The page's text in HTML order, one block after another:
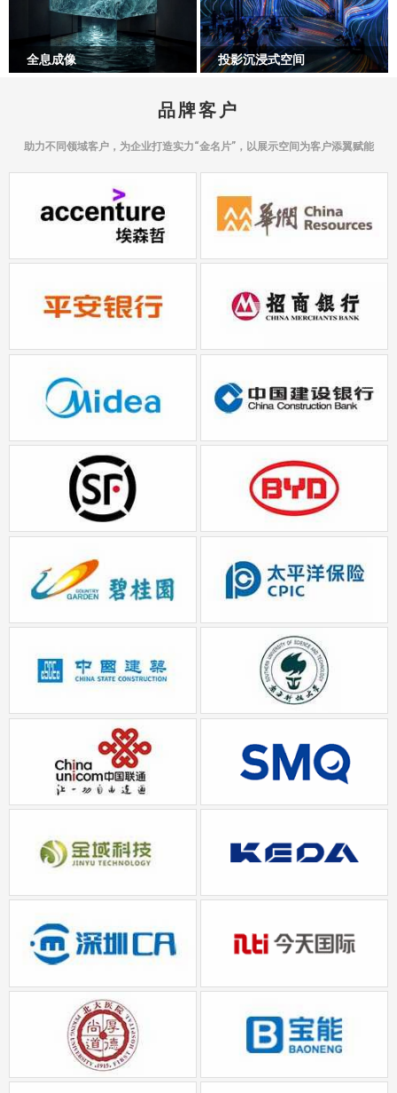
全息成像 投影沉浸式空间
品牌客户
助力不同领域客户，为企业打造实力“金名片”，以展示空间为客户添翼赋能